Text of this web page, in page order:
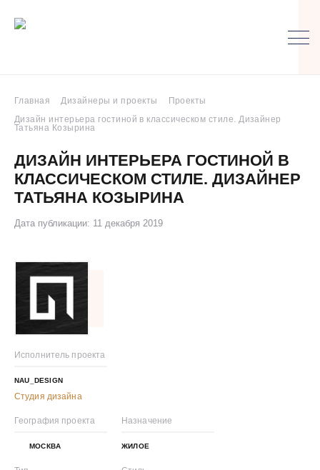
Главная Дизайнеры и проекты
Проекты
Дизайн интерьера гостиной в классическом стиле. Дизайнер
Татьяна Козырина
ДИЗАЙН ИНТЕРЬЕРА ГОСТИНОЙ В
КЛАССИЧЕСКОМ СТИЛЕ. ДИЗАЙНЕР
ТАТЬЯНА КОЗЫРИНА
Дата публикации: 11 декабря 2019
Исполнитель проекта
NAU_DESIGN
Студия дизайна
География проекта
МОСКВА
Назначение
ЖИЛОЕ